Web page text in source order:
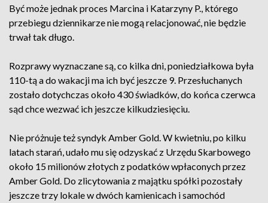
Być może jednak proces Marcina i Katarzyny P., którego
przebiegu dziennikarze nie mogą relacjonować, nie będzie
trwał tak długo.
Rozprawy wyznaczane są, co kilka dni, poniedziałkowa była
110-tą a do wakacji ma ich być jeszcze 9. Przesłuchanych
zostało dotychczas około 430 świadków, do końca czerwca
sąd chce wezwać ich jeszcze kilkudziesięciu.
Nie próżnuje też syndyk Amber Gold. W kwietniu, po kilku
latach starań, udało mu się odzyskać z Urzędu Skarbowego
około 15 milionów złotych z podatków wpłaconych przez
Amber Gold. Do zlicytowania z majątku spółki pozostały
jeszcze trzy lokale w dwóch kamienicach i samochód